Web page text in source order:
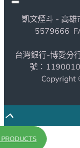
凱文煙斗 - 高
5579666
台灣銀行-博愛分
號：
Copyright
PRODUCTS